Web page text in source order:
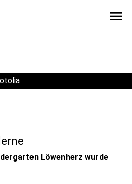
menu
Löwenherz wurde